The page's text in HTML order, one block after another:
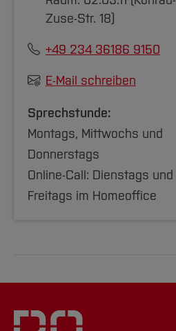
Zuse-Str. 18)
+49 234 36186 9150
E-Mail schreiben
Sprechstunde:
Montags, Mittwochs und
Donnerstags
Online-Call: Dienstags und
Freitags im Homeoffice